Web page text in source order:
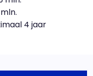
4 jaar